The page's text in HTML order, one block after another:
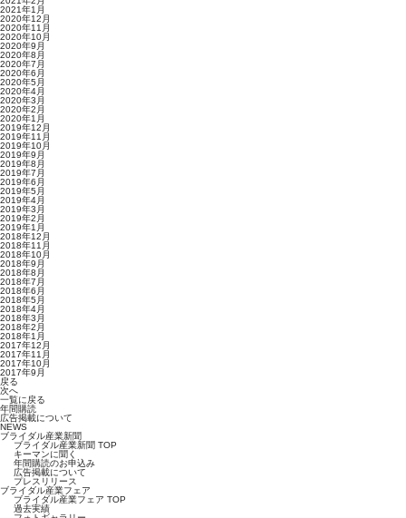
2021年1月
2020年12月
2020年11月
2020年10月
2020年9月
2020年8月
2020年7月
2020年6月
2020年5月
2020年4月
2020年3月
2020年2月
2020年1月
2019年12月
2019年11月
2019年10月
2019年9月
2019年8月
2019年7月
2019年6月
2019年5月
2019年4月
2019年3月
2019年2月
2019年1月
2018年12月
2018年11月
2018年10月
2018年9月
2018年8月
2018年7月
2018年6月
2018年5月
2018年4月
2018年3月
2018年2月
2018年1月
2017年12月
2017年11月
2017年10月
2017年9月
戻る
次へ
一覧に戻る
年間購読
広告掲載について
NEWS
ブライダル産業新聞
ブライダル産業新聞 TOP
キーマンに聞く
年間購読のお申込み
広告掲載について
プレスリリース
ブライダル産業フェア
ブライダル産業フェア TOP
過去実績